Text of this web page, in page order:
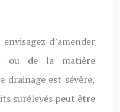
d’amender
ou de la matière
drainage est sévère,
surélevés peut être